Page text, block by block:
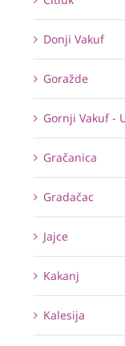
Donji Vakuf
Goražde
Gornji Vakuf -
Gračanica
Gradačac
Jajce
Kakanj
Kalesija